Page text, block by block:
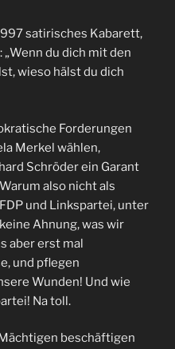
satirisches Kabarett,
du dich mit den
wieso hälst du dich
Forderungen
Merkel wählen,
Schröder ein Garant
also nicht als
und Linkspartei, unter
Ahnung, was wir
aber erst mal
und pflegen
Wunden! Und wie
Na toll.
beschäftigen